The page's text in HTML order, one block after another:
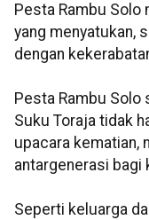
Pesta Rambu Solo
yang menyatukan,
dengan
Pesta Rambu Solo
Suku Toraja tidak
upacara kematian,
antargenerasi bagi
Seperti keluarga